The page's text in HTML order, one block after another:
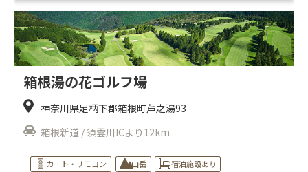
箱根湯の花ゴルフ場
神奈川県足柄下郡箱根町芦之湯93
箱根新道 / 須雲川ICより12km
カート・リモコン 山岳 宿泊施設あり